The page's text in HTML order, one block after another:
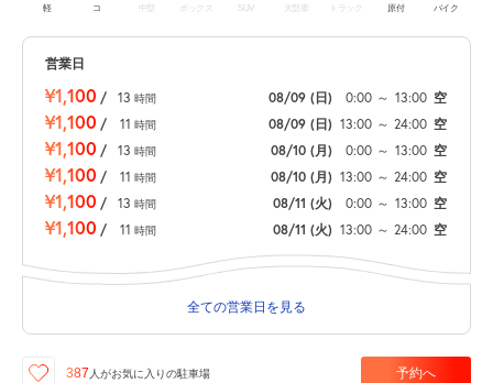
軽 コ 中型 ボックス SUV 大型車 トラック 原付 バイク
営業日
¥1,100 / 13 時間 08/09 (日) 0:00 ～ 13:00 空
¥1,100 / 11 時間 08/09 (日) 13:00 ～ 24:00 空
¥1,100 / 13 時間 08/10 (月) 0:00 ～ 13:00 空
¥1,100 / 11 時間 08/10 (月) 13:00 ～ 24:00 空
¥1,100 / 13 時間 08/11 (火) 0:00 ～ 13:00 空
¥1,100 / 11 時間 08/11 (火) 13:00 ～ 24:00 空
全ての営業日を見る
387 人がお気に入りの駐車場 予約へ